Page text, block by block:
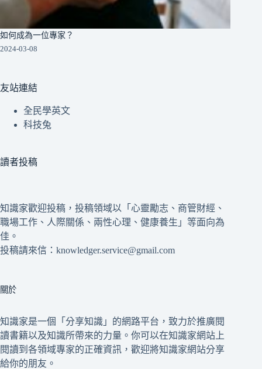
如何成為一位專家？
2024-03-08
友站連結
全民學英文
科技兔
讀者投稿
知識家歡迎投稿，投稿領域以「心靈勵志、商管財經、
職場工作、人際關係、兩性心理、健康養生」等面向為
佳。
投稿請來信：knowledger.service@gmail.com
關於
知識家是一個「分享知識」的網路平台，致力於推廣閱
讀書籍以及知識所帶來的力量。你可以在知識家網站上
閱讀到各領域專家的正確資訊，歡迎將知識家網站分享
給你的朋友。